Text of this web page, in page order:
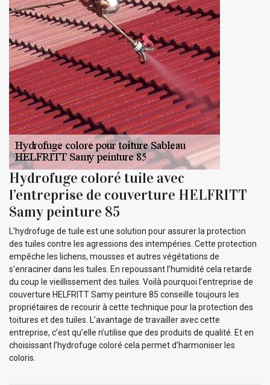
Hydrofuge coloré tuile avec
l’entreprise de couverture HELFRITT
Samy peinture 85
L’hydrofuge de tuile est une solution pour assurer la protection
des tuiles contre les agressions des intempéries. Cette protection
empêche les lichens, mousses et autres végétations de
s’enraciner dans les tuiles. En repoussant l’humidité cela retarde
du coup le vieillissement des tuiles. Voilà pourquoi l’entreprise de
couverture HELFRITT Samy peinture 85 conseille toujours les
propriétaires de recourir à cette technique pour la protection des
toitures et des tuiles. L’avantage de travailler avec cette
entreprise, c’est qu’elle n’utilise que des produits de qualité. Et en
choisissant l’hydrofuge coloré cela permet d’harmoniser les
coloris.